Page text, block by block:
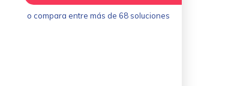
o compara entre más de 68 soluciones